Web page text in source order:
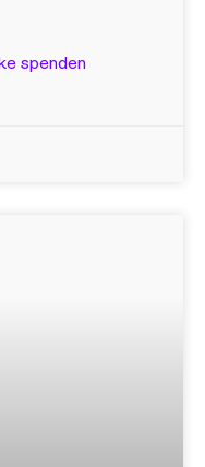
spenden